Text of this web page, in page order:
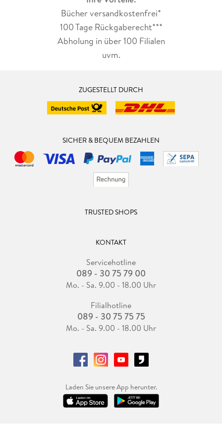
Bücher versandkostenfrei*
100 Tage Rückgaberecht***
Abholung in über 100 Filialen
uvm.
ZUGESTELLT DURCH
SICHER & BEQUEM BEZAHLEN
TRUSTED SHOPS
KONTAKT
Servicehotline
089 - 30 75 79 00
Mo. - Sa. 9.00 - 18.00 Uhr
Filialhotline
089 - 30 75 75 75
Mo. - Sa. 9.00 - 18.00 Uhr
Laden Sie unsere App herunter.